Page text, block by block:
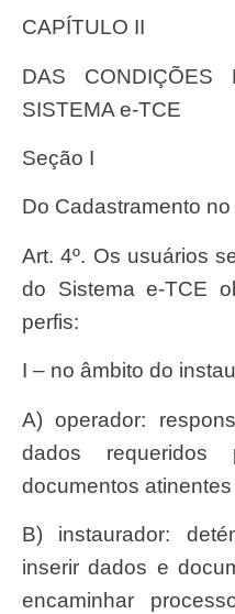
CAPÍTULO II
DAS CONDIÇÕES DE HABILITAÇÃO NO
SISTEMA e-TCE
Seção I
Do Cadastramento
Art. 4º. Os usuários serão habilitados para uso
do Sistema e-TCE
perfis:
I – no âmbito do
a) operador: responsável pela inserção dos
dados
documentos
b) instaurador: detém a competência para
inserir dados e
encaminhar